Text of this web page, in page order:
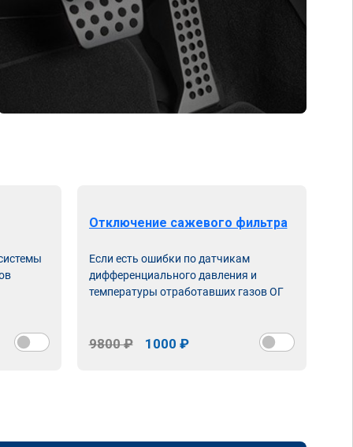
Отключение сажевого фильтра
Если есть ошибки по датчикам
дифференциального давления и
температуры отработавших газов ОГ
9800 ₽ 1000 ₽